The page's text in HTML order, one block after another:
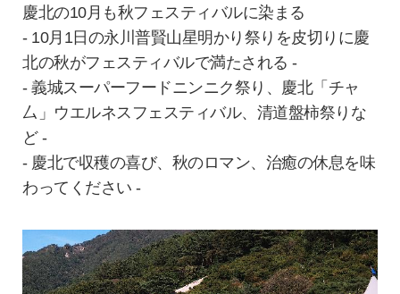
慶北の10月も秋フェスティバルに染まる
- 10月1日の永川普賢山星明かり祭りを皮切りに慶
北の秋がフェスティバルで満たされる -
- 義城スーパーフードニンニク祭り、慶北「チャ
厶」ウエルネスフェスティバル、清道盤柿祭りな
ど -
- 慶北で収穫の喜び、秋のロマン、治癒の休息を味
わってください -